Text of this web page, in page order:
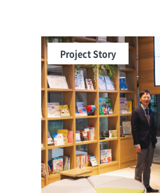
Project Story